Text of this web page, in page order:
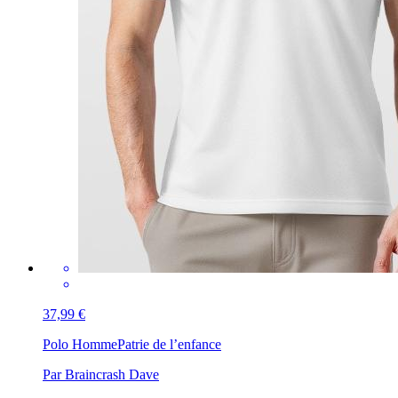
37,99 €
Polo HommePatrie de l’enfance
Par Braincrash Dave